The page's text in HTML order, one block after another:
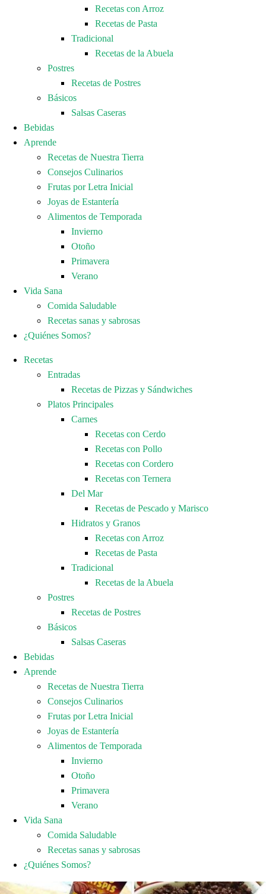
Recetas con Arroz
Recetas de Pasta
Tradicional
Recetas de la Abuela
Postres
Recetas de Postres
Básicos
Salsas Caseras
Bebidas
Aprende
Recetas de Nuestra Tierra
Consejos Culinarios
Frutas por Letra Inicial
Joyas de Estantería
Alimentos de Temporada
Invierno
Otoño
Primavera
Verano
Vida Sana
Comida Saludable
Recetas sanas y sabrosas
¿Quiénes Somos?
Recetas
Entradas
Recetas de Pizzas y Sándwiches
Platos Principales
Carnes
Recetas con Cerdo
Recetas con Pollo
Recetas con Cordero
Recetas con Ternera
Del Mar
Recetas de Pescado y Marisco
Hidratos y Granos
Recetas con Arroz
Recetas de Pasta
Tradicional
Recetas de la Abuela
Postres
Recetas de Postres
Básicos
Salsas Caseras
Bebidas
Aprende
Recetas de Nuestra Tierra
Consejos Culinarios
Frutas por Letra Inicial
Joyas de Estantería
Alimentos de Temporada
Invierno
Otoño
Primavera
Verano
Vida Sana
Comida Saludable
Recetas sanas y sabrosas
¿Quiénes Somos?